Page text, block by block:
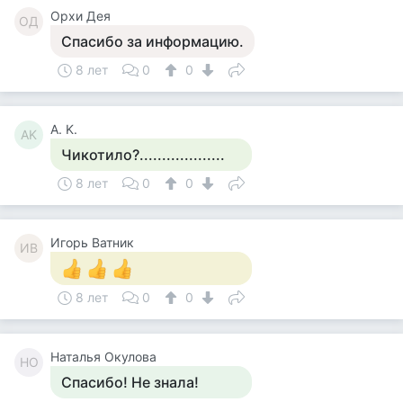
ОД Орхи Дея
Спасибо за информацию.
8 лет 0 0
AK A. K.
Чикотило?...................
8 лет 0 0
ИВ Игорь Ватник
8 лет 0 0
НО Наталья Окулова
Спасибо! Не знала!